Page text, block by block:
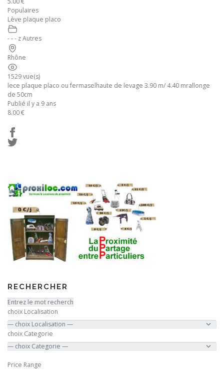
Populaires
Lève plaque placo
- - - z Autres
Rhône
1529 vue(s)
lece plaque placo ou fermaselhaute de levage 3.90 m/ 4.40 mrallonge
de 50cm
Publié il y a 9 ans
8.00 €
RECHERCHER
choix Localisation
choix Categorie
Price Range